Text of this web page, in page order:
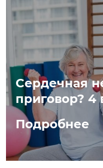
Сердечная
приговор?
Подробнее